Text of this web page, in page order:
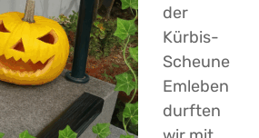
der
Kürbis-
Scheune
Emleben
durften